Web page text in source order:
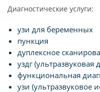
Диагностические услуги:
узи для беременных
пункция
дуплексное
уздг (ультразвуковая
функциональная
узи (ультразвуковое